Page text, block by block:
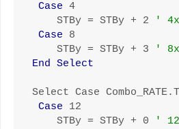
Case 4
    STBy = STBy + 2
'
Case 8
    STBy = STBy + 3
'
End Select
Select Case
Case 12
    STBy = STBy + 0
'